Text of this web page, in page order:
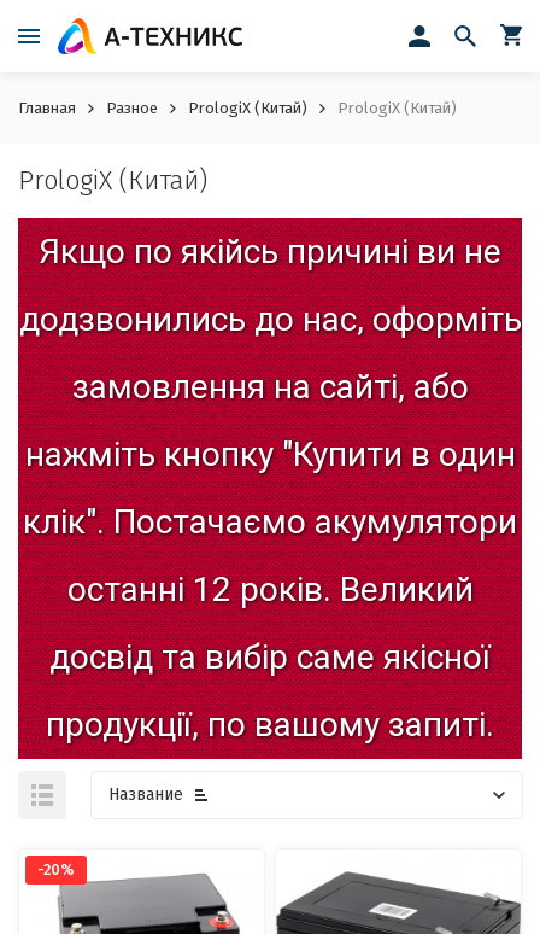
Главная Разное PrologiX (Китай) PrologiX (Китай)
PrologiX (Китай)
Якщо по якійсь причині ви не
додзвонились до нас, оформіть
замовлення на сайті, або
нажміть кнопку "Купити в один
клік". Постачаємо акумулятори
останні 12 років. Великий
досвід та вибір саме якісної
продукції, по вашому запиті.
Название
-20%